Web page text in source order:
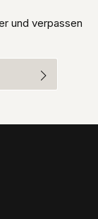
und verpassen